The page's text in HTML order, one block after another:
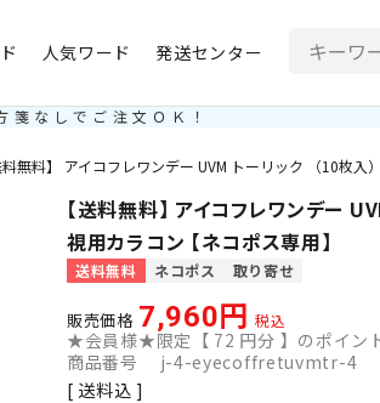
人気ワード 発送センター
箋なしでご注文ＯＫ！
料無料】 アイコフレワンデー UVM トーリック （10枚入
【送料無料】 アイコフレワンデー
視用カラコン 【ネコポス専用】
送料無料 ネコポス 取り寄せ
販売価格 7,960 税込
★会員様★限定【 72 円分 】のポイン
商品番号
j-4-eyecoffretuvmtr-4
送料込